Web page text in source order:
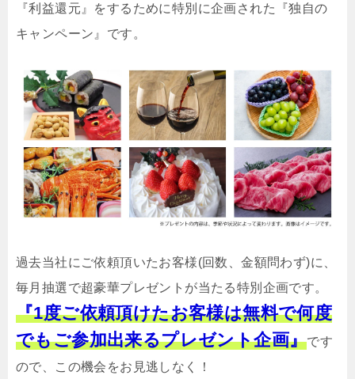
『利益還元』をするために特別に企画された『独自の
キャンペーン』です。
過去当社にご依頼頂いたお客様(回数、金額問わず)に、
毎月抽選で超豪華プレゼントが当たる特別企画です。
『1度ご依頼頂けたお客様は無料で何度
でもご参加出来るプレゼント企画』です
ので、この機会をお見逃しなく！